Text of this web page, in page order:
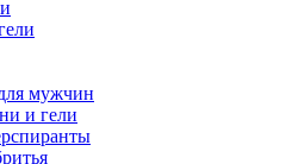
мужчин
и гели